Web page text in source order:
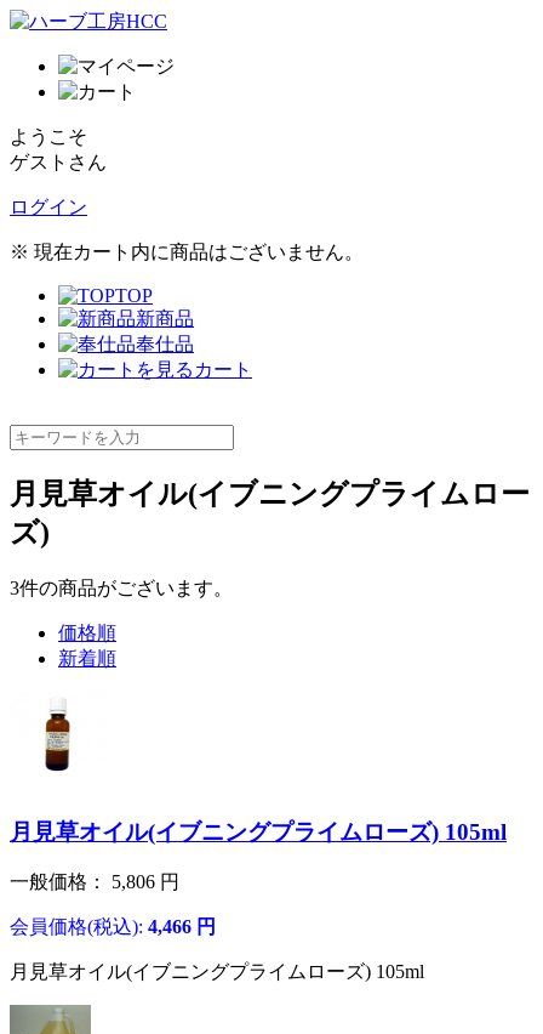
ようこそ
ゲストさん
ログイン
※ 現在カート内に商品はございません。
TOP
新商品
奉仕品
カート
月見草オイル(イブニングプライムロー
ズ)
3件の商品がございます。
価格順
新着順
月見草オイル(イブニングプライムローズ) 105ml
一般価格： 5,806 円
会員価格(税込): 4,466 円
月見草オイル(イブニングプライムローズ) 105ml